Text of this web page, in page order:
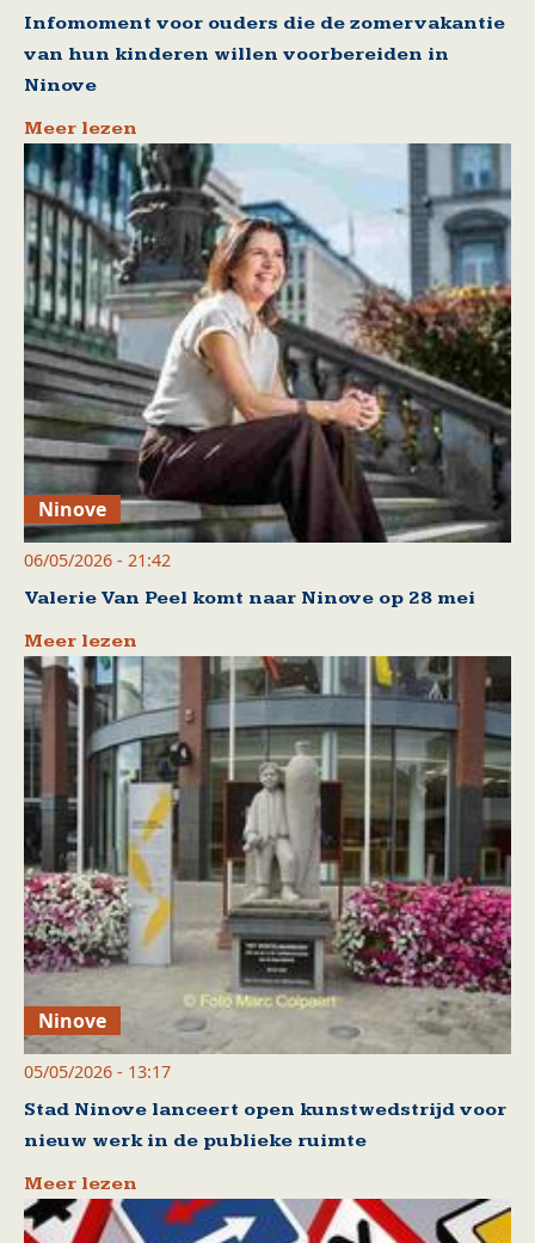
Infomoment voor ouders die de zomervakantie
van hun kinderen willen voorbereiden in
Ninove
Meer lezen
Ninove
06/05/2026 - 21:42
Valerie Van Peel komt naar Ninove op 28 mei
Meer lezen
Ninove
05/05/2026 - 13:17
Stad Ninove lanceert open kunstwedstrijd voor
nieuw werk in de publieke ruimte
Meer lezen